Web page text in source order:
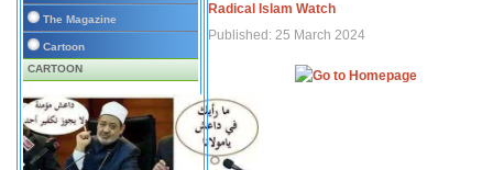
The Magazine
Cartoon
CARTOON
Radical Islam Watch
Published: 25 March 2024